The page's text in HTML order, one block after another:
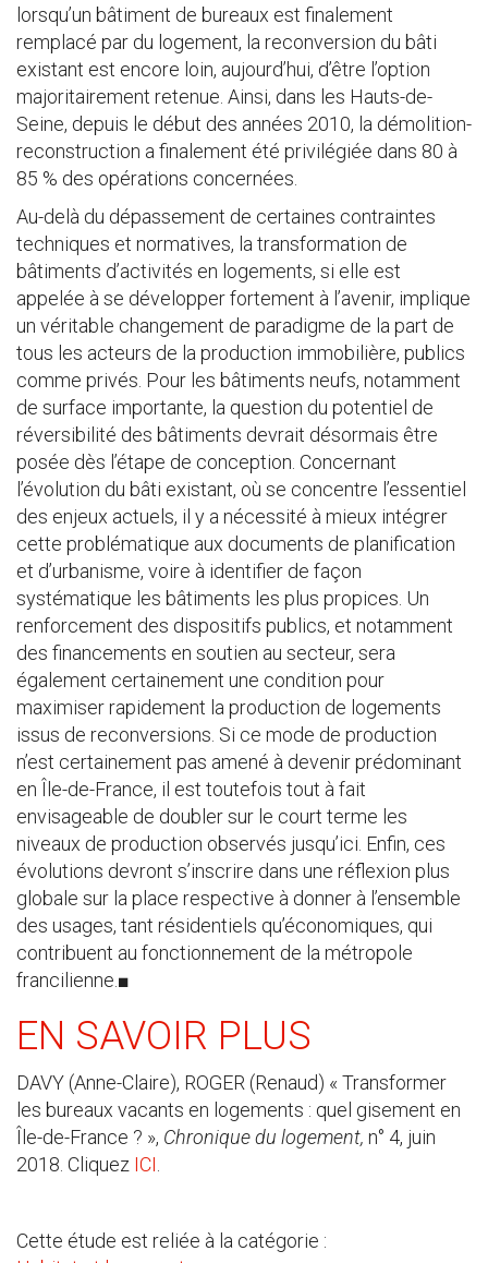
lorsqu’un bâtiment de bureaux est finalement
remplacé par du logement, la reconversion du bâti
existant est encore loin, aujourd’hui, d’être l’option
majoritairement retenue. Ainsi, dans les Hauts-de-
Seine, depuis le début des années 2010, la démolition-
reconstruction a finalement été privilégiée dans 80 à
85 % des opérations concernées.
Au-delà du dépassement de certaines contraintes
techniques et normatives, la transformation de
bâtiments d’activités en logements, si elle est
appelée à se développer fortement à l’avenir, implique
un véritable changement de paradigme de la part de
tous les acteurs de la production immobilière, publics
comme privés. Pour les bâtiments neufs, notamment
de surface importante, la question du potentiel de
réversibilité des bâtiments devrait désormais être
posée dès l’étape de conception. Concernant
l’évolution du bâti existant, où se concentre l’essentiel
des enjeux actuels, il y a nécessité à mieux intégrer
cette problématique aux documents de planification
et d’urbanisme, voire à identifier de façon
systématique les bâtiments les plus propices. Un
renforcement des dispositifs publics, et notamment
des financements en soutien au secteur, sera
également certainement une condition pour
maximiser rapidement la production de logements
issus de reconversions. Si ce mode de production
n’est certainement pas amené à devenir prédominant
en Île-de-France, il est toutefois tout à fait
envisageable de doubler sur le court terme les
niveaux de production observés jusqu’ici. Enfin, ces
évolutions devront s’inscrire dans une réflexion plus
globale sur la place respective à donner à l’ensemble
des usages, tant résidentiels qu’économiques, qui
contribuent au fonctionnement de la métropole
francilienne.■
EN SAVOIR PLUS
DAVY (Anne-Claire), ROGER (Renaud) « Transformer
les bureaux vacants en logements : quel gisement en
Île-de-France ? », Chronique du logement, n° 4, juin
2018. Cliquez ICI
Cette étude est reliée à la catégorie :